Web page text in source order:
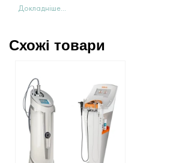
Докладніше...
Схожі товари